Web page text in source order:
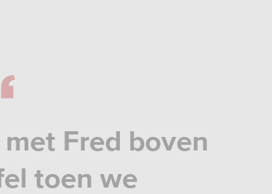
Fred boven
toen we